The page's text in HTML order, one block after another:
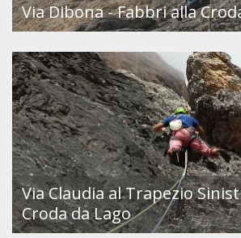
Via Dibona - Fabbri alla
Via Claudia al Trapezio
Croda da Lago